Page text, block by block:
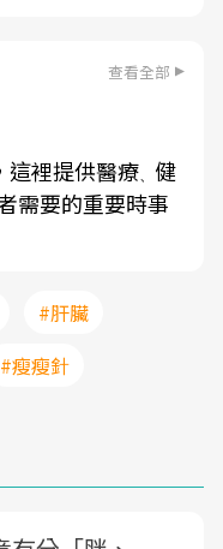
查看全部
這裡提供醫療 健
需要的重要時事
#肝臟
#瘦瘦針